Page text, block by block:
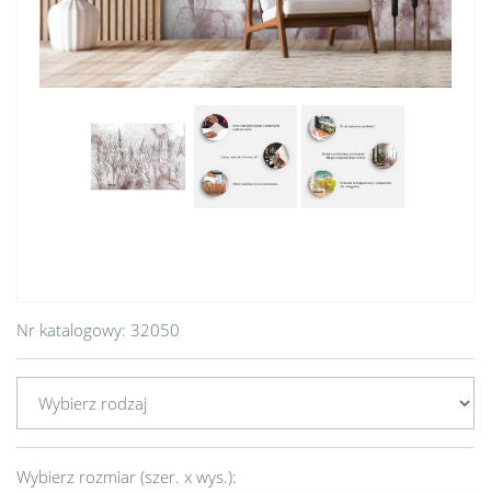
Nr katalogowy: 32050
Wybierz rozmiar (szer. x wys.):